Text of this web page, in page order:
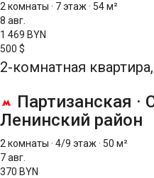
2 комнаты · 7 этаж · 54 м²
8 авг.
1 469 BYN
500 $
2-комнатная
Партизанская ·
Ленинский район
2 комнаты · 4/9 этаж · 50 м²
7 авг.
370 BYN